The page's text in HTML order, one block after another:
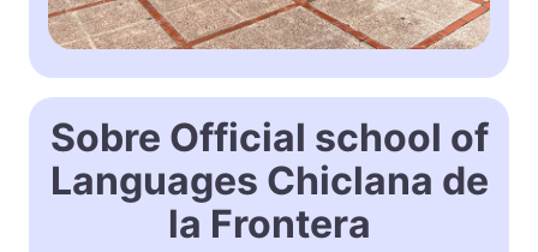
Sobre Official school of
Languages Chiclana de
la Frontera